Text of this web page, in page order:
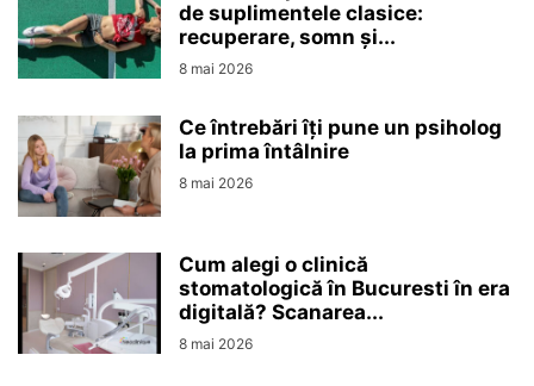
de suplimentele clasice:
recuperare, somn și...
8 mai 2026
Ce întrebări îți pune un psiholog
la prima întâlnire
8 mai 2026
Cum alegi o clinică
stomatologică în Bucuresti în era
digitală? Scanarea...
8 mai 2026